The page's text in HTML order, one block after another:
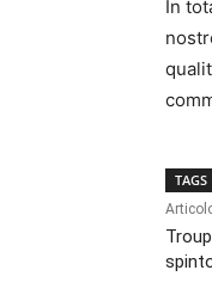
In
TAGS